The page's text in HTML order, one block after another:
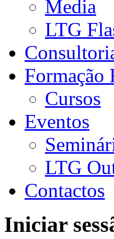
Media
LTG
Formação
Cursos
Eventos
LTG
Contactos
Iniciar